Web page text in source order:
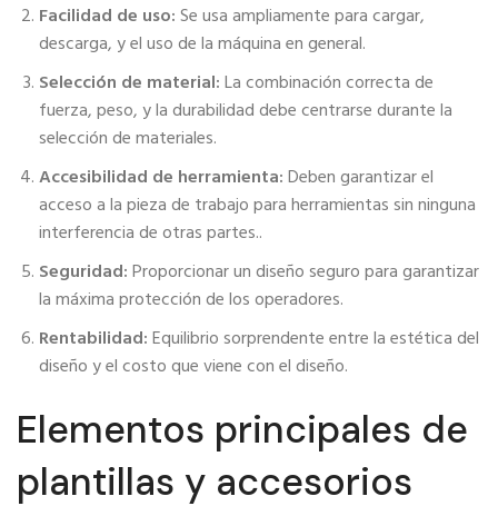
Facilidad de uso:Se usa ampliamente para cargar,
descarga, y el uso de la máquina en general.
Selección de material:La combinación correcta de
fuerza, peso, y la durabilidad debe centrarse durante la
selección de materiales.
Accesibilidad de herramienta:Deben garantizar el
acceso a la pieza de trabajo para herramientas sin ninguna
interferencia de otras partes..
Seguridad:Proporcionar un diseño seguro para garantizar
la máxima protección de los operadores.
Rentabilidad:Equilibrio sorprendente entre la estética del
diseño y el costo que viene con el diseño.
Elementos principales de
plantillas y accesorios